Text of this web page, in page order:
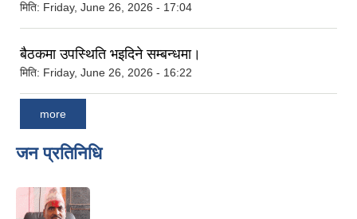
मिति: Friday, June 26, 2026 - 17:04
बैठकमा उपस्थिति भइदिने सम्बन्धमा।
मिति: Friday, June 26, 2026 - 16:22
more
जन प्रतिनिधि